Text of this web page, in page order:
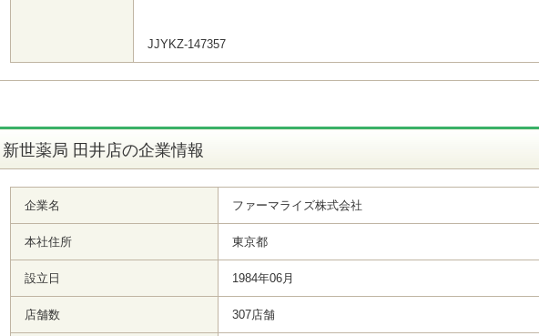
JJYKZ-147357
新世薬局 田井店の企業情報
企業名 ファーマライズ株式会社
本社住所 東京都
設立日 1984年06月
店舗数 307店舗